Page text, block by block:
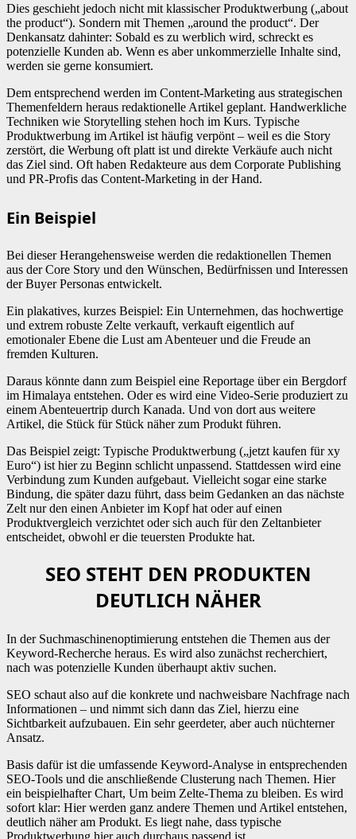
Dies geschieht jedoch nicht mit klassischer Produktwerbung („about
the product“). Sondern mit Themen „around the product“. Der
Denkansatz dahinter: Sobald es zu werblich wird, schreckt es
potenzielle Kunden ab. Wenn es aber unkommerzielle Inhalte sind,
werden sie gerne konsumiert.
Dem entsprechend werden im Content-Marketing aus strategischen
Themenfeldern heraus redaktionelle Artikel geplant. Handwerkliche
Techniken wie Storytelling stehen hoch im Kurs. Typische
Produktwerbung im Artikel ist häufig verpönt – weil es die Story
zerstört, die Werbung oft platt ist und direkte Verkäufe auch nicht
das Ziel sind. Oft haben Redakteure aus dem Corporate Publishing
und PR-Profis das Content-Marketing in der Hand.
Ein Beispiel
Bei dieser Herangehensweise werden die redaktionellen Themen
aus der Core Story und den Wünschen, Bedürfnissen und Interessen
der Buyer Personas entwickelt.
Ein plakatives, kurzes Beispiel: Ein Unternehmen, das hochwertige
und extrem robuste Zelte verkauft, verkauft eigentlich auf
emotionaler Ebene die Lust am Abenteuer und die Freude an
fremden Kulturen.
Daraus könnte dann zum Beispiel eine Reportage über ein Bergdorf
im Himalaya entstehen. Oder es wird eine Video-Serie produziert zu
einem Abenteuertrip durch Kanada. Und von dort aus weitere
Artikel, die Stück für Stück näher zum Produkt führen.
Das Beispiel zeigt: Typische Produktwerbung („jetzt kaufen für xy
Euro“) ist hier zu Beginn schlicht unpassend. Stattdessen wird eine
Verbindung zum Kunden aufgebaut. Vielleicht sogar eine starke
Bindung, die später dazu führt, dass beim Gedanken an das nächste
Zelt nur den einen Anbieter im Kopf hat oder auf einen
Produktvergleich verzichtet oder sich auch für den Zeltanbieter
entscheidet, obwohl er die teuersten Produkte hat.
SEO STEHT DEN PRODUKTEN
DEUTLICH NÄHER
In der Suchmaschinenoptimierung entstehen die Themen aus der
Keyword-Recherche heraus. Es wird also zunächst recherchiert,
nach was potenzielle Kunden überhaupt aktiv suchen.
SEO schaut also auf die konkrete und nachweisbare Nachfrage nach
Informationen – und nimmt sich dann das Ziel, hierzu eine
Sichtbarkeit aufzubauen. Ein sehr geerdeter, aber auch nüchterner
Ansatz.
Basis dafür ist die umfassende Keyword-Analyse in entsprechenden
SEO-Tools und die anschließende Clusterung nach Themen. Hier
ein beispielhafter Chart, Um beim Zelte-Thema zu bleiben. Es wird
sofort klar: Hier werden ganz andere Themen und Artikel entstehen,
deutlich näher am Produkt. Es liegt nahe, dass typische
Produktwerbung hier auch durchaus passend ist.